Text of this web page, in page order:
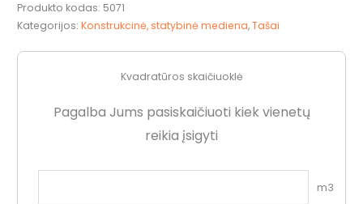
Produkto kodas: 5071
Kategorijos:Konstrukcinė, statybinė mediena,Tašai
Kvadratūros skaičiuoklė
Pagalba Jums pasiskaičiuoti kiek vienetų
reikia įsigyti
m3